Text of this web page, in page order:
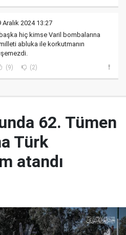
Aralık 2024 13:27
hiç kimse Varil bombalarına
abluka ile korkutmanın
(9) (2)
62. Tümen
Türk
atandı